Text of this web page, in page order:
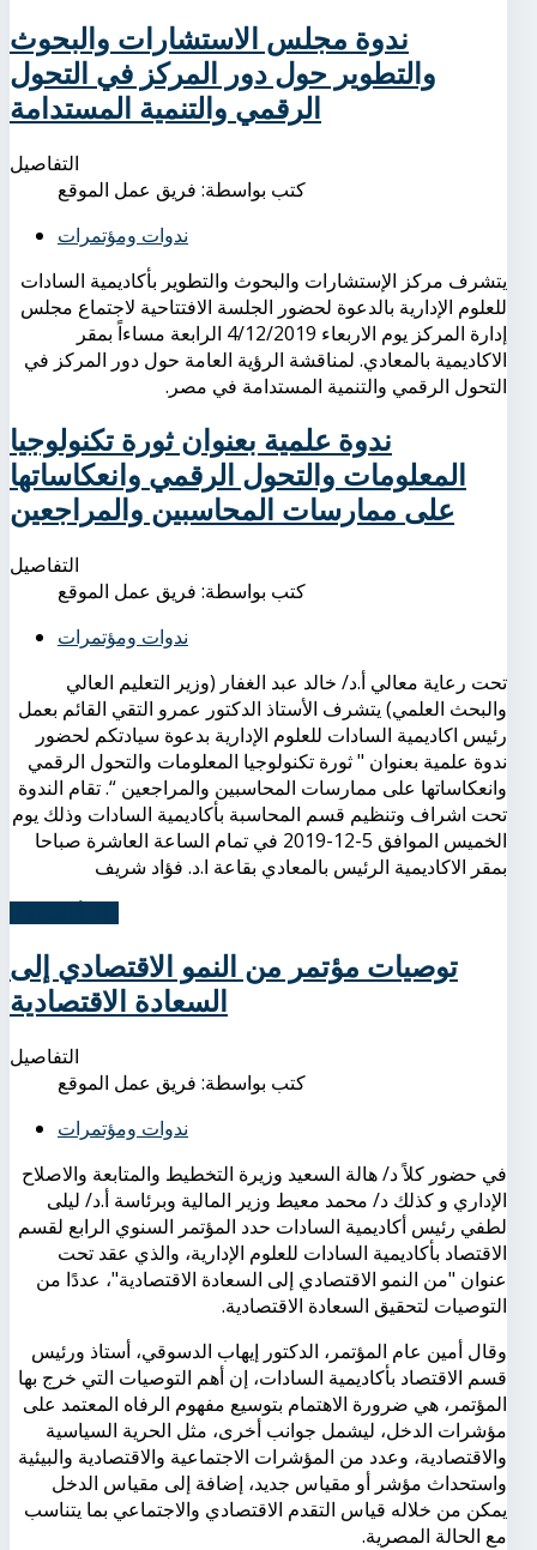
ندوة مجلس الاستشارات والبحوث
والتطوير حول دور المركز في التحول
الرقمي والتنمية المستدامة
التفاصيل
كتب بواسطة: فريق عمل الموقع
ندوات ومؤتمرات
يتشرف مركز الإستشارات والبحوث والتطوير بأكاديمية السادات
للعلوم الإدارية بالدعوة لحضور الجلسة الافتتاحية لاجتماع مجلس
إدارة المركز يوم الاربعاء 4/12/2019 الرابعة مساءاً بمقر
الاكاديمية بالمعادي. لمناقشة الرؤية العامة حول دور المركز في
التحول الرقمي والتنمية المستدامة في مصر.
ندوة علمية بعنوان ثورة تكنولوجيا
المعلومات والتحول الرقمي وانعكاساتها
على ممارسات المحاسبين والمراجعين
التفاصيل
كتب بواسطة: فريق عمل الموقع
ندوات ومؤتمرات
تحت رعاية معالي أ.د/ خالد عبد الغفار (وزير التعليم العالي
والبحث العلمي) يتشرف الأستاذ الدكتور عمرو التقي القائم بعمل
رئيس اكاديمية السادات للعلوم الإدارية بدعوة سيادتكم لحضور
ندوة علمية بعنوان " ثورة تكنولوجيا المعلومات والتحول الرقمي
وانعكاساتها على ممارسات المحاسبين والمراجعين “. تقام الندوة
تحت اشراف وتنظيم قسم المحاسبة بأكاديمية السادات وذلك يوم
الخميس الموافق 5-12-2019 في تمام الساعة العاشرة صباحا
بمقر الاكاديمية الرئيس بالمعادي بقاعة ا.د. فؤاد شريف
توصيات مؤتمر من النمو الاقتصادي إلى
السعادة الاقتصادية
التفاصيل
كتب بواسطة: فريق عمل الموقع
ندوات ومؤتمرات
في حضور كلاً د/ هالة السعيد وزيرة التخطيط والمتابعة والاصلاح
الإداري و كذلك د/ محمد معيط وزير المالية وبرئاسة أ.د/ ليلى
لطفي رئيس أكاديمية السادات حدد المؤتمر السنوي الرابع لقسم
الاقتصاد بأكاديمية السادات للعلوم الإدارية، والذي عقد تحت
عنوان "من النمو الاقتصادي إلى السعادة الاقتصادية"، عددًا من
التوصيات لتحقيق السعادة الاقتصادية.
وقال أمين عام المؤتمر، الدكتور إيهاب الدسوقي، أستاذ ورئيس
قسم الاقتصاد بأكاديمية السادات، إن أهم التوصيات التي خرج بها
المؤتمر، هي ضرورة الاهتمام بتوسيع مفهوم الرفاه المعتمد على
مؤشرات الدخل، ليشمل جوانب أخرى، مثل الحرية السياسية
والاقتصادية، وعدد من المؤشرات الاجتماعية والاقتصادية والبيئية
واستحداث مؤشر أو مقياس جديد، إضافة إلى مقياس الدخل
يمكن من خلاله قياس التقدم الاقتصادي والاجتماعي بما يتناسب
مع الحالة المصرية.